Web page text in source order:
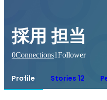
採用 担当
0Connections1Follower
Profile Stories 12